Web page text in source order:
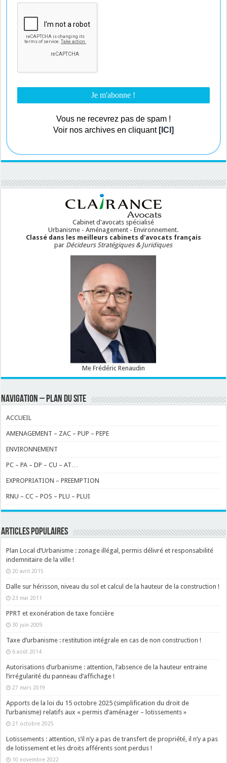
Vous ne recevrez pas de spam !
Voir nos archives en cliquant [ICI]
Cabinet d'avocats spécialisé
Urbanisme - Aménagement - Environnement.
Classé dans les meilleurs cabinets d'avocats français
par Décideurs Stratégiques & Juridiques
Me Frédéric Renaudin
NAVIGATION – PLAN DU SITE
ACCUEIL
AMENAGEMENT – ZAC – PUP – PEPE
ENVIRONNEMENT
PC – PA – DP – CU – AT…
EXPROPRIATION – PREEMPTION
RNU – CC – POS – PLU – PLUI
ARTICLES POPULAIRES
Plan Local d’Urbanisme : zonage illégal, permis délivré et responsabilité
indemnitaire de la ville !
20 avril 2015
Dalle sur hérisson, niveau du sol et calcul de la hauteur de la construction !
23 mai 2011
PPRT et exonération de taxe foncière
30 juin 2009
Taxe d’urbanisme : restitution intégrale en cas de non construction !
6 août 2014
Autorisations d’urbanisme : attention, l’absence de la hauteur entraine
l’irrégularité du panneau d’affichage !
27 mars 2019
Apports de la loi du 15 octobre 2025 (simplification du droit de
l’urbanisme) relatifs aux « permis d’aménager – lotissements »
21 octobre 2025
Lotissements : attention, s’il n’y a pas de transfert de propriété, il n’y a pas
de lotissement et les droits afférents sont perdus !
10 novembre 2022